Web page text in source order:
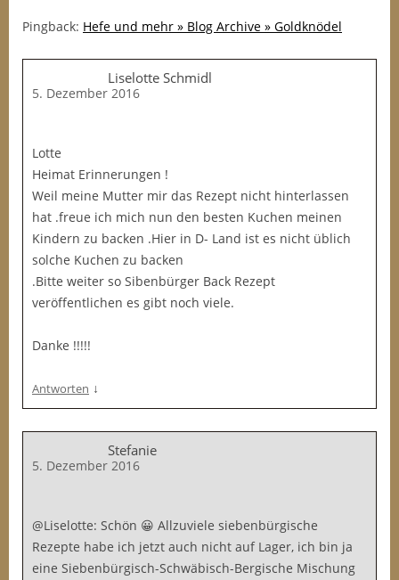
Pingback: Hefe und mehr » Blog Archive » Goldknödel
Liselotte Schmidl
5. Dezember 2016
Lotte
Heimat Erinnerungen !
Weil meine Mutter mir das Rezept nicht hinterlassen
hat .freue ich mich nun den besten Kuchen meinen
Kindern zu backen .Hier in D- Land ist es nicht üblich
solche Kuchen zu backen
.Bitte weiter so Sibenbürger Back Rezept
veröffentlichen es gibt noch viele.
Danke !!!!!
Antworten ↓
Stefanie
5. Dezember 2016
@Liselotte: Schön 😀 Allzuviele siebenbürgische
Rezepte habe ich jetzt auch nicht auf Lager, ich bin ja
eine Siebenbürgisch-Schwäbisch-Bergische Mischung